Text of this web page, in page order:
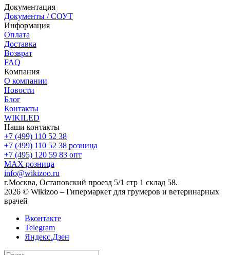
Документация
Документы / СОУТ
Информация
Оплата
Доставка
Возврат
FAQ
Компания
О компании
Новости
Блог
Контакты
WIKILED
Наши контакты
+7 (499) 110 52 38
+7 (499) 110 52 38 розница
+7 (495) 120 59 83 опт
MAX розница
info@wikizoo.ru
г.Москва, Остаповский проезд 5/1 стр 1 склад 58.
2026 © Wikizoo – Гипермаркет для грумеров и ветеринарных
врачей
Вконтакте
Telegram
Яндекс.Дзен